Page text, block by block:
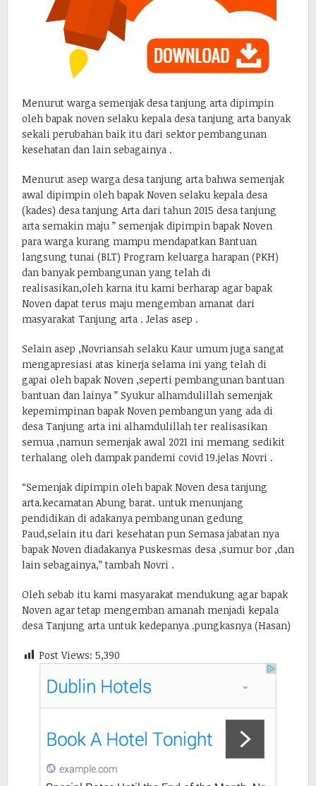
Menurut warga semenjak desa tanjung arta dipimpin
oleh bapak noven selaku kepala desa tanjung arta banyak
sekali perubahan baik itu dari sektor pembangunan
kesehatan dan lain sebagainya .
Menurut asep warga desa tanjung arta bahwa semenjak
awal dipimpin oleh bapak Noven selaku kepala desa
(kades) desa tanjung Arta dari tahun 2015 desa tanjung
arta semakin maju ” semenjak dipimpin bapak Noven
para warga kurang mampu mendapatkan Bantuan
langsung tunai (BLT) Program keluarga harapan (PKH)
dan banyak pembangunan yang telah di
realisasikan,oleh karna itu kami berharap agar bapak
Noven dapat terus maju mengemban amanat dari
masyarakat Tanjung arta . Jelas asep .
Selain asep ,Novriansah selaku Kaur umum juga sangat
mengapresiasi atas kinerja selama ini yang telah di
gapai oleh bapak Noven ,seperti pembangunan bantuan
bantuan dan lainya ” Syukur alhamdulillah semenjak
kepemimpinan bapak Noven pembangun yang ada di
desa Tanjung arta ini alhamdulillah ter realisasikan
semua ,namun semenjak awal 2021 ini memang sedikit
terhalang oleh dampak pandemi covid 19.jelas Novri .
“Semenjak dipimpin oleh bapak Noven desa tanjung
arta.kecamatan Abung barat. untuk menunjang
pendidikan di adakanya pembangunan gedung
Paud,selain itu dari kesehatan pun Semasa jabatan nya
bapak Noven diadakanya Puskesmas desa ,sumur bor ,dan
lain sebagainya,” tambah Novri .
Oleh sebab itu kami masyarakat mendukung agar bapak
Noven agar tetap mengemban amanah menjadi kepala
desa Tanjung arta untuk kedepanya .pungkasnya (Hasan)
Post Views: 5,390